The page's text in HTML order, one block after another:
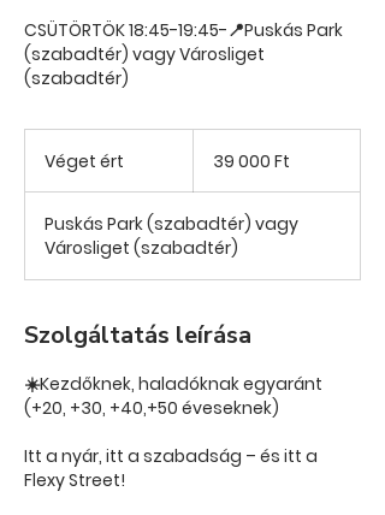
CSÜTÖRTÖK 18:45-19:45-📍Puskás Park
(szabadtér) vagy Városliget
(szabadtér)
Véget ért
é
e
t
é
t
forint39 000 Ft
Puskás Park (szabadtér) vagy
Városliget (szabadtér)
Szolgáltatás leírása
☀️Kezdőknek, haladóknak egyaránt
(+20, +30, +40,+50 éveseknek)
Itt a nyár, itt a szabadság – és itt a
Flexy Street!